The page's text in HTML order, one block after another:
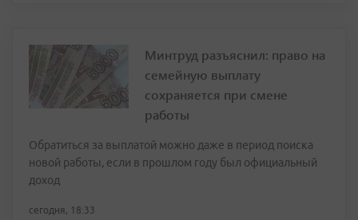
Минтруд разъяснил: право на
семейную выплату
сохраняется при смене
работы
Обратиться за выплатой можно даже в период поиска
новой работы, если в прошлом году был официальный
доход
сегодня, 18:33